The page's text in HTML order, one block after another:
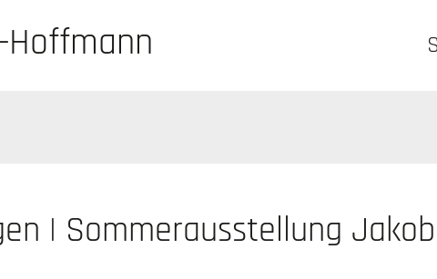
| Sommerausstellung